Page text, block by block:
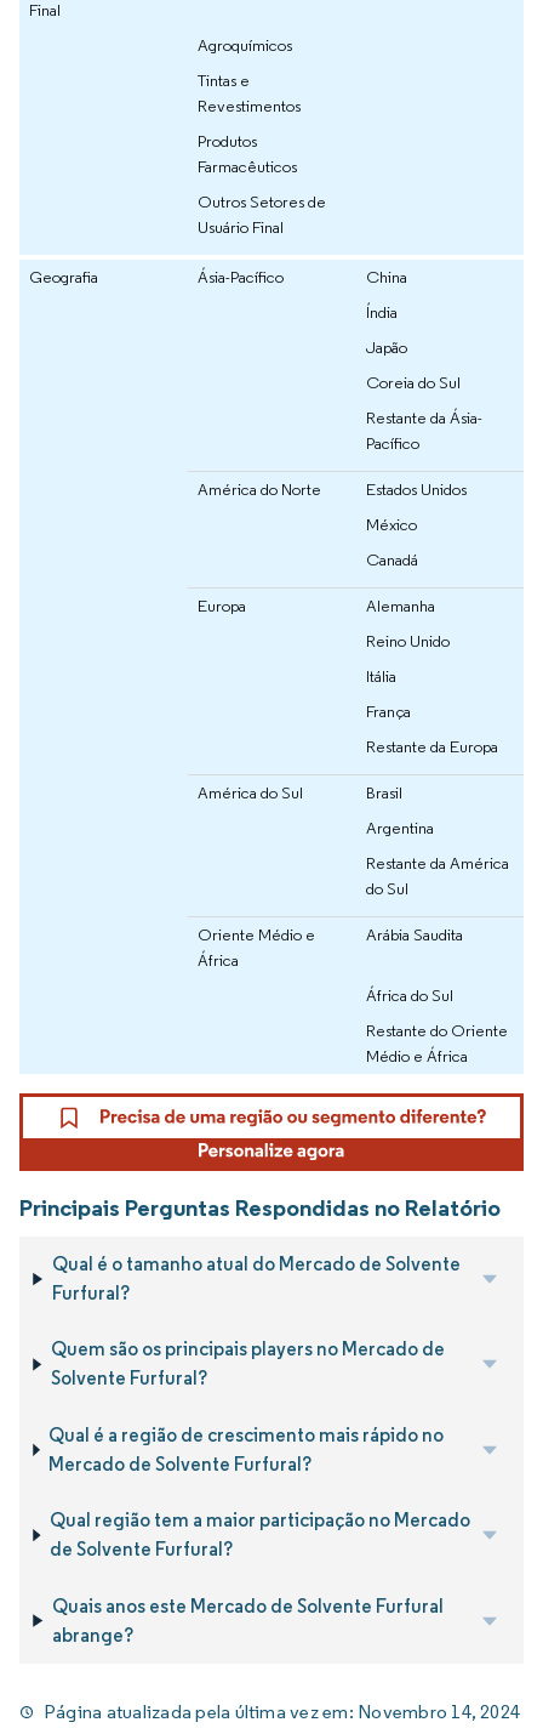
Final
Agroquímicos
Tintas e
Revestimentos
Produtos
Farmacêuticos
Outros Setores de
Usuário Final
Geografia Ásia-Pacífico
China
Índia
Japão
Coreia do Sul
Restante da Ásia-
Pacífico
América do Norte
Estados Unidos
México
Canadá
Europa
Alemanha
Reino Unido
Itália
França
Restante da Europa
América do Sul
Brasil
Argentina
Restante da América
do Sul
Oriente Médio e
África
Arábia Saudita
África do Sul
Restante do Oriente
Médio e África
Principais Perguntas Respondidas no Relatório
Qual é o tamanho atual do Mercado de Solvente
Furfural?
Quem são os principais players no Mercado de
Solvente Furfural?
Qual é a região de crescimento mais rápido no
Mercado de Solvente Furfural?
Qual região tem a maior participação no Mercado
de Solvente Furfural?
Quais anos este Mercado de Solvente Furfural
abrange?
Página atualizada pela última vez em: Novembro 14, 2024